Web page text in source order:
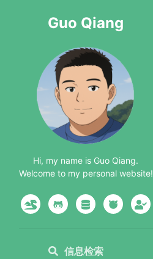
Guo Qiang
Hi, my name is Guo Qiang.
Welcome to my personal website!
信息检索